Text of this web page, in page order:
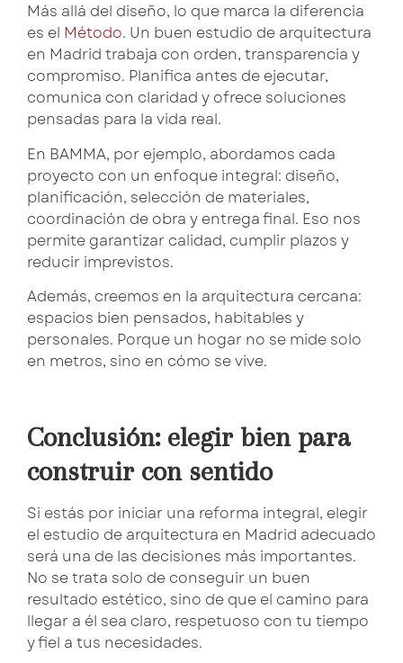
Más allá del diseño, lo que marca la diferencia
es el Método. Un buen estudio de arquitectura
en Madrid trabaja con orden, transparencia y
compromiso. Planifica antes de ejecutar,
comunica con claridad y ofrece soluciones
pensadas para la vida real.
En BAMMA, por ejemplo, abordamos cada
proyecto con un enfoque integral: diseño,
planificación, selección de materiales,
coordinación de obra y entrega final. Eso nos
permite garantizar calidad, cumplir plazos y
reducir imprevistos.
Además, creemos en la arquitectura cercana:
espacios bien pensados, habitables y
personales. Porque un hogar no se mide solo
en metros, sino en cómo se vive.
Conclusión: elegir bien para
construir con sentido
Si estás por iniciar una reforma integral, elegir
el estudio de arquitectura en Madrid adecuado
será una de las decisiones más importantes.
No se trata solo de conseguir un buen
resultado estético, sino de que el camino para
llegar a él sea claro, respetuoso con tu tiempo
y fiel a tus necesidades.